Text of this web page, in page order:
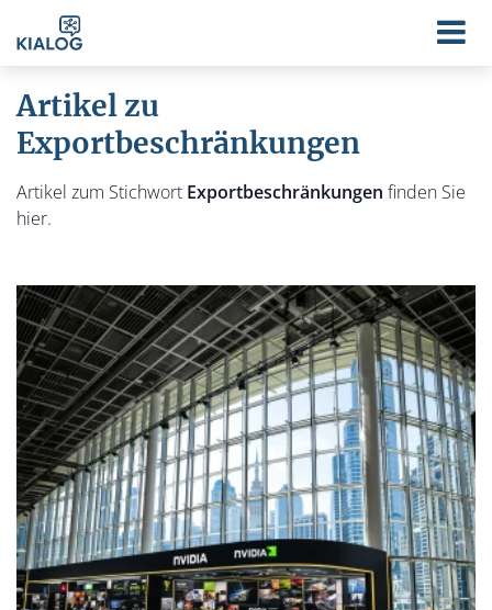
Artikel zu
Exportbeschränkungen
Artikel zum Stichwort Exportbeschränkungen finden Sie
hier.